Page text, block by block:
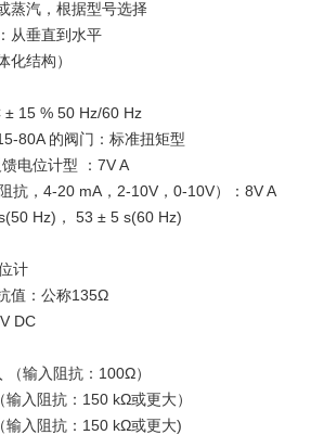
蒸汽，根据型号选择
从垂直到水平
化结构）
± 15 % 50 Hz/60 Hz
80A 的阀门：标准扭矩型
电位计型 ：7V A
抗，4-20 mA，2-10V，0-10V）：8V A
Hz)， 53 ± 5 s(60 Hz)
计
值：公称135Ω
DC
（输入阻抗：100Ω）
入阻抗：150 kΩ或更大）
输入阻抗：150 kΩ或更大)